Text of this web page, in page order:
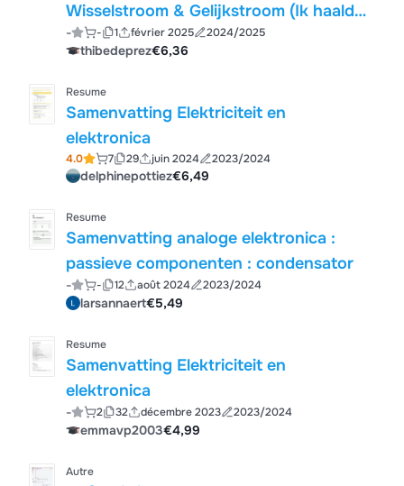
Wisselstroom & Gelijkstroom (Ik haalde
hiermee een 18/20!!!)
- - 1 février 2025 2024/2025
thibedeprez€6,36
Resume
Samenvatting Elektriciteit en
elektronica
4.0 7 29 juin 2024 2023/2024
delphinepottiez€6,49
Resume
Samenvatting analoge elektronica :
passieve componenten : condensator
- - 12 août 2024 2023/2024
larsannaert€5,49
Resume
Samenvatting Elektriciteit en
elektronica
- 2 32 décembre 2023 2023/2024
emmavp2003€4,99
Autre